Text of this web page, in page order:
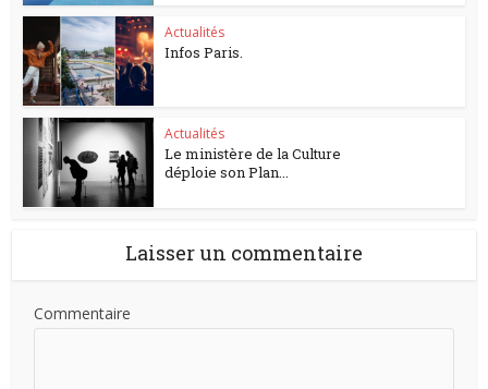
Actualités
Infos Paris.
Actualités
Le ministère de la Culture
déploie son Plan...
Laisser un commentaire
Commentaire